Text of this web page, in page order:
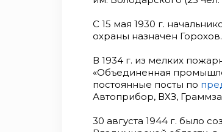
С 15 мая 1930 г.
охраны назначен Горохов.
В 1934 г. из мелких
«Объединенная
постоянные посты по
Автоприбор, ВХЗ,
30 августа 1944 г. было